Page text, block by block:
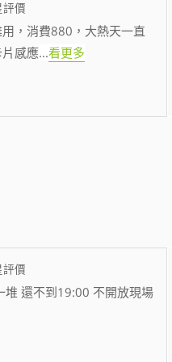
評價
，消費880，大熱天一直
感應...看更多
評價
堆 還不到19:00 不開放現場